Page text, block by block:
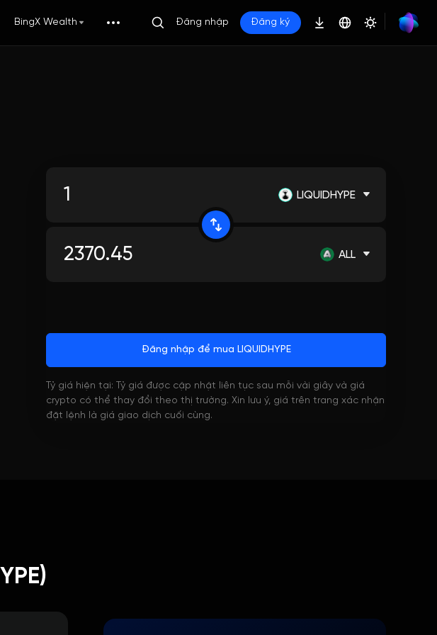
BingX Wealth Đăng nhập Đăng ký
LIQUIDHYPE
ALL
Đăng nhập để mua LIQUIDHYPE
Tỷ giá hiện tại: Tỷ giá được cập nhật liên tục sau mỗi vài giây và giá
crypto có thể thay đổi theo thị trường. Xin lưu ý, giá trên trang xác nhận
đặt lệnh là giá giao dịch cuối cùng.